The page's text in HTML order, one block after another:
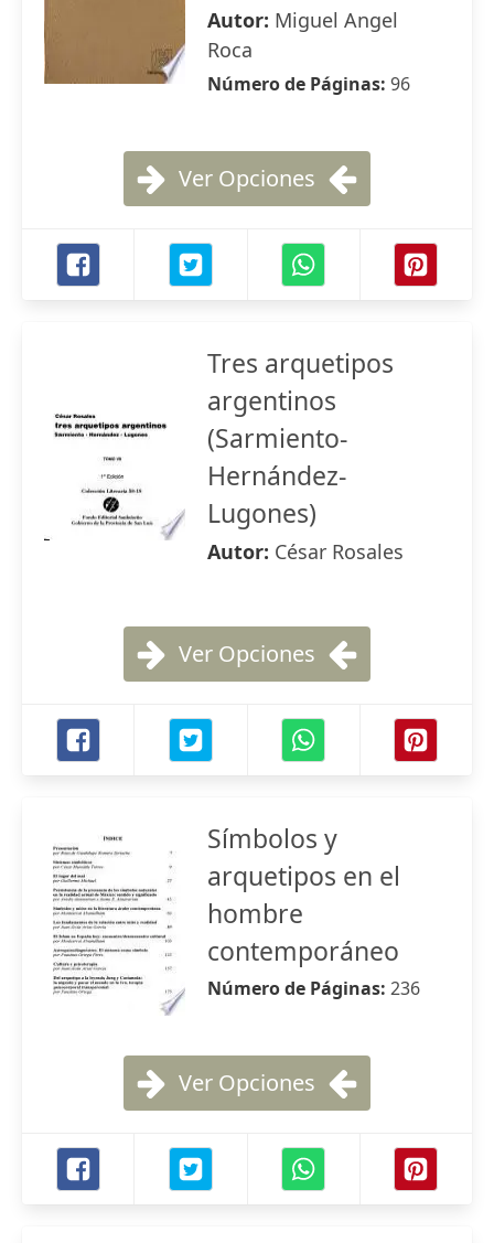
Autor: Miguel Angel
Roca
Número de Páginas: 96
Ver Opciones
Tres arquetipos
argentinos
(Sarmiento-
Hernández-
Lugones)
Autor: César Rosales
Ver Opciones
Símbolos y
arquetipos en el
hombre
contemporáneo
Número de Páginas: 236
Ver Opciones